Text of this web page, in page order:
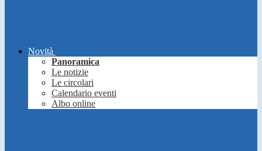
Novità
Panoramica
Le notizie
Le circolari
Calendario eventi
Albo online